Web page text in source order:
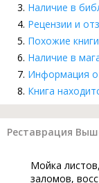
Наличие в
Рецензии и
Похожие книги
Наличие в
Информация
Книга
Реставрация
Мойка
заломов,